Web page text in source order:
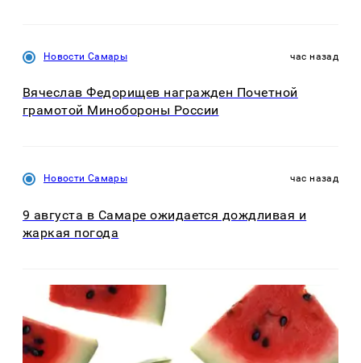
Новости Самары час назад
Вячеслав Федорищев награжден Почетной
грамотой Минобороны России
Новости Самары час назад
9 августа в Самаре ожидается дождливая и
жаркая погода